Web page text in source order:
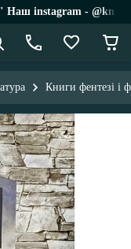
Наш instagram -
Книги фентезі і